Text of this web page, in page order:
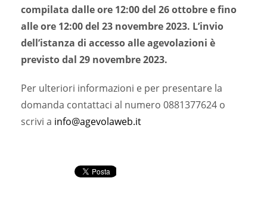
compilata dalle ore 12:00 del 26 ottobre e fino
alle ore 12:00 del 23 novembre 2023. L’invio
dell’istanza di accesso alle agevolazioni è
previsto dal 29 novembre 2023.
Per ulteriori informazioni e per presentare la
domanda contattaci al numero 0881377624 o
scrivi a info@agevolaweb.it